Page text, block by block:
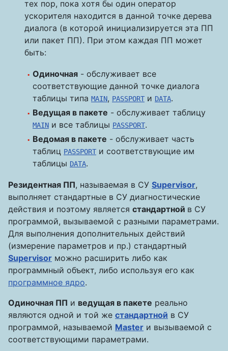
тех пор, пока хотя бы один оператор
ускорителя находится в данной точке дерева
диалога (в которой инициализируется эта ПП
или пакет ПП). При этом каждая ПП может
быть:
Одиночная - обслуживает все
соответствующие данной точке диалога
таблицы типа MAIN, PASSPORT и DATA.
Ведущая в пакете - обслуживает таблицу
MAIN и все таблицы PASSPORT.
Ведомая в пакете - обслуживает часть
таблиц PASSPORT и соответствующие им
таблицы DATA.
Резидентная ПП, называемая в СУ Supervisor,
выполняет стандартные в СУ диагностические
действия и поэтому является стандартной в СУ
программой, вызываемой с разными параметрами.
Для выполнения дополнительных действий
(измерение параметров и пр.) стандартный
Supervisor можно расширить либо как
программный объект, либо используя его как
программное ядро.
Одиночная ПП и ведущая в пакете реально
являются одной и той же стандартной в СУ
программой, называемой Master и вызываемой с
соответствующими параметрами.